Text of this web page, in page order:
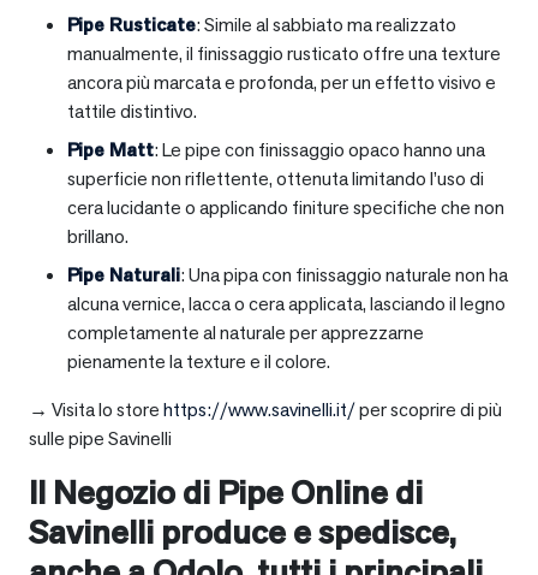
Pipe Rusticate: Simile al sabbiato ma realizzato
manualmente, il finissaggio rusticato offre una texture
ancora più marcata e profonda, per un effetto visivo e
tattile distintivo.
Pipe Matt: Le pipe con finissaggio opaco hanno una
superficie non riflettente, ottenuta limitando l’uso di
cera lucidante o applicando finiture specifiche che non
brillano.
Pipe Naturali: Una pipa con finissaggio naturale non ha
alcuna vernice, lacca o cera applicata, lasciando il legno
completamente al naturale per apprezzarne
pienamente la texture e il colore.
→ Visita lo storehttps://www.savinelli.it/per scoprire di più
sulle pipe Savinelli
Il Negozio di Pipe Online di
Savinelli produce e spedisce,